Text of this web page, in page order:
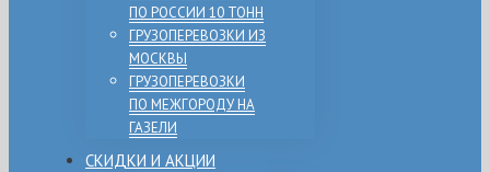
ПО РОССИИ 10 ТОНН
ГРУЗОПЕРЕВОЗКИ ИЗ
МОСКВЫ
ГРУЗОПЕРЕВОЗКИ
ПО МЕЖГОРОДУ НА
ГАЗЕЛИ
СКИДКИ И АКЦИИ